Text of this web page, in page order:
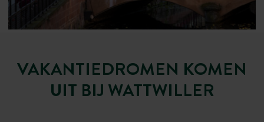
VAKANTIEDROMEN KOMEN
UIT BIJ WATTWILLER